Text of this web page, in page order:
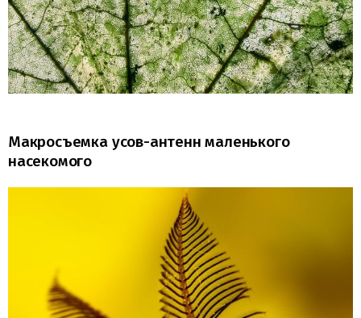
Макросъемка усов-антенн маленького
насекомого